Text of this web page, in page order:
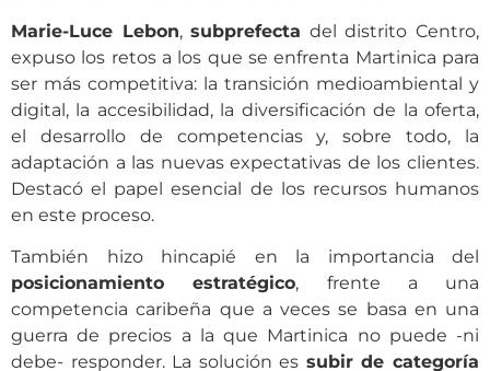
Marie-Luce Lebon,subprefecta del distrito Centro,
expuso los retos a los que se enfrenta Martinica para
ser más competitiva: la transición medioambiental y
digital, la accesibilidad, la diversificación de la oferta,
el desarrollo de competencias y, sobre todo, la
adaptación a las nuevas expectativas de los clientes.
Destacó el papel esencial de los recursos humanos
en este proceso.
También hizo hincapié en la importancia del
posicionamiento estratégico, frente a una
competencia caribeña que a veces se basa en una
guerra de precios a la que Martinica no puede -ni
debe- responder. La solución es subir de categoría